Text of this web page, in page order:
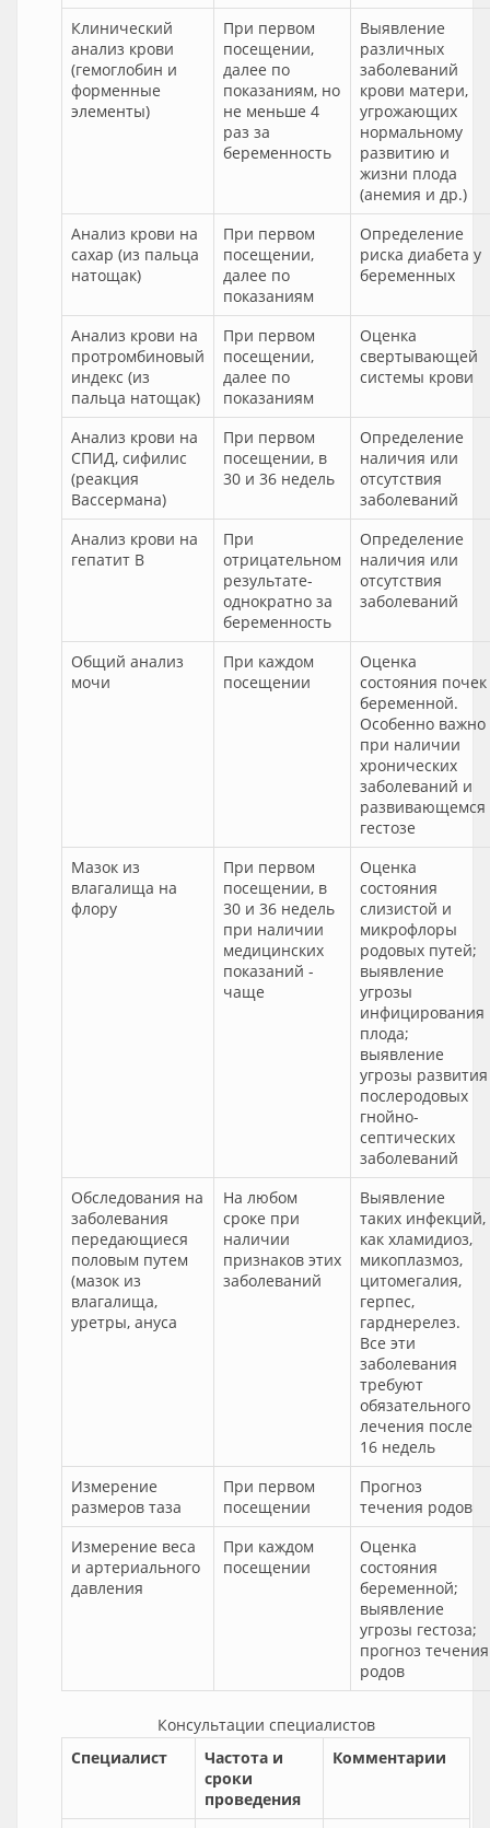
Клинический
анализ крови
(гемоглобин и
форменные
элементы)
При первом
посещении,
далее по
показаниям, но
не меньше 4
раз за
беременность
Выявление
различных
заболеваний
крови матери,
угрожающих
нормальному
развитию и
жизни плода
(анемия и др.)
Анализ крови на
сахар (из пальца
натощак)
При первом
посещении,
далее по
показаниям
Определение
риска диабета у
беременных
Анализ крови на
протромбиновый
индекс (из
пальца натощак)
При первом
посещении,
далее по
показаниям
Оценка
свертывающей
системы крови
Анализ крови на
СПИД, сифилис
(реакция
Вассермана)
При первом
посещении, в
30 и 36 недель
Определение
наличия или
отсутствия
заболеваний
Анализ крови на
гепатит В
При
отрицательном
результате-
однократно за
беременность
Определение
наличия или
отсутствия
заболеваний
Общий анализ
мочи
При каждом
посещении
Оценка
состояния почек
беременной.
Особенно важно
при наличии
хронических
заболеваний и
развивающемся
гестозе
Мазок из
влагалища на
флору
При первом
посещении, в
30 и 36 недель
при наличии
медицинских
показаний -
чаще
Оценка
состояния
слизистой и
микрофлоры
родовых путей;
выявление
угрозы
инфицирования
плода;
выявление
угрозы развития
послеродовых
гнойно-
септических
заболеваний
Обследования на
заболевания
передающиеся
половым путем
(мазок из
влагалища,
уретры, ануса
На любом
сроке при
наличии
признаков этих
заболеваний
Выявление
таких инфекций,
как хламидиоз,
микоплазмоз,
цитомегалия,
герпес,
гарднерелез.
Все эти
заболевания
требуют
обязательного
лечения после
16 недель
Измерение
размеров таза
При первом
посещении
Прогноз
течения родов
Измерение веса
и артериального
давления
При каждом
посещении
Оценка
состояния
беременной;
выявление
угрозы гестоза;
прогноз течения
родов
Консультации специалистов
Специалист
Частота и
сроки
проведения
Комментарии